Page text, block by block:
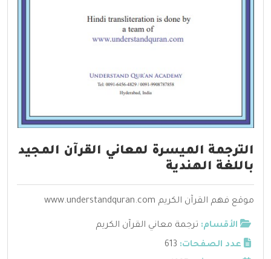
الترجمة الميسرة لمعاني القرآن المجيد
باللغة الهندية
موقع فهم القرآن الكريم www.understandquran.com
الأقسام: ترجمة معاني القرآن الكريم
عدد الصفحات: 613